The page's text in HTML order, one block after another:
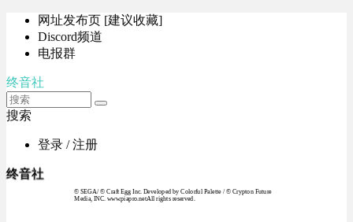
网址发布页 [建议收藏]
Discord频道
电报群
终音社
搜索
登录 / 注册
终音社
© SEGA / © Craft Egg Inc. Developed by Colorful Palette / © Crypton Future
Media, INC. www.piapro.netAll rights reserved.